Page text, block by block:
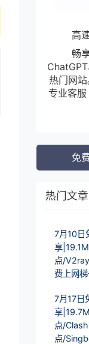
高
畅
热门网
专业客服
免
热门文章
7月10日
享
点/
费上网
7月17日
享
点/
点/